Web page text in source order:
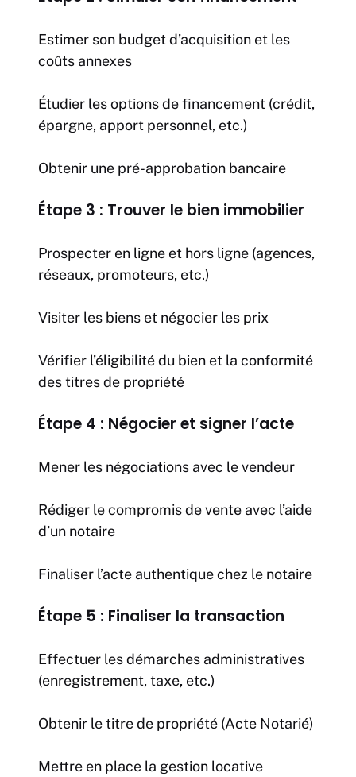
Estimer son budget d’acquisition et les
coûts annexes
Étudier les options de financement (crédit,
épargne, apport personnel, etc.)
Obtenir une pré-approbation bancaire
Étape 3 : Trouver le bien immobilier
Prospecter en ligne et hors ligne (agences,
réseaux, promoteurs, etc.)
Visiter les biens et négocier les prix
Vérifier l’éligibilité du bien et la conformité
des titres de propriété
Étape 4 : Négocier et signer l’acte
Mener les négociations avec le vendeur
Rédiger le compromis de vente avec l’aide
d’un notaire
Finaliser l’acte authentique chez le notaire
Étape 5 : Finaliser la transaction
Effectuer les démarches administratives
(enregistrement, taxe, etc.)
Obtenir le titre de propriété (Acte Notarié)
Mettre en place la gestion locative